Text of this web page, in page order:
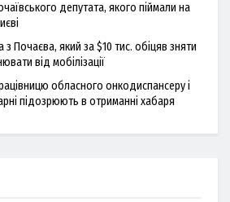
депутата, якого піймали на
Почаєва, який за $10 тис. обіцяв зняти
від мобілізації
обласного онкодиспансеру і
підозрюють в отриманні хабаря